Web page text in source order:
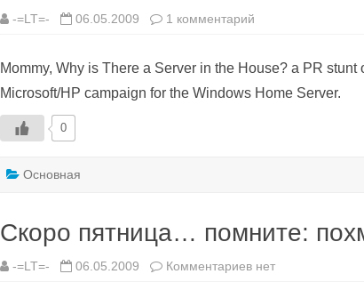
-=LT=- 06.05.2009 1 комментарий
Mommy, Why is There a Server in the House? a PR
Microsoft/HP campaign for the Windows Home Server.
0
Основная
Скоро пятница… помните:
-=LT=- 06.05.2009 Комментариевкнет